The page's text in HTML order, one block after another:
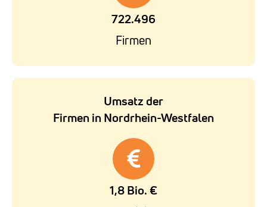
722.496
Firmen
Umsatz der
Firmen in Nordrhein-Westfalen
1,8 Bio. €